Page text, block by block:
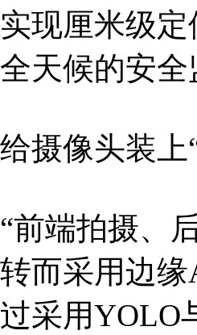
现厘米级
天候的安
摄像头装上
前端拍摄、
而采用边
采用YOLO